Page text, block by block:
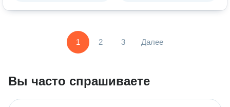
1 2 3 Далее
Вы часто спрашиваете